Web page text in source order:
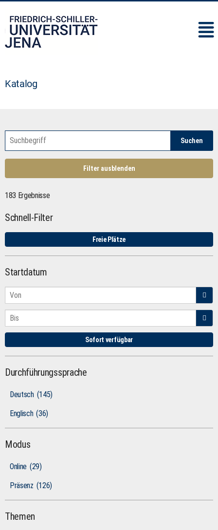
Katalog
Suchen
Filter ausblenden
183 Ergebnisse
Schnell-Filter
Freie Plätze
Startdatum
Sofort verfügbar
Durchführungssprache
Deutsch (145)
Englisch (36)
Modus
Online (29)
Präsenz (126)
Themen